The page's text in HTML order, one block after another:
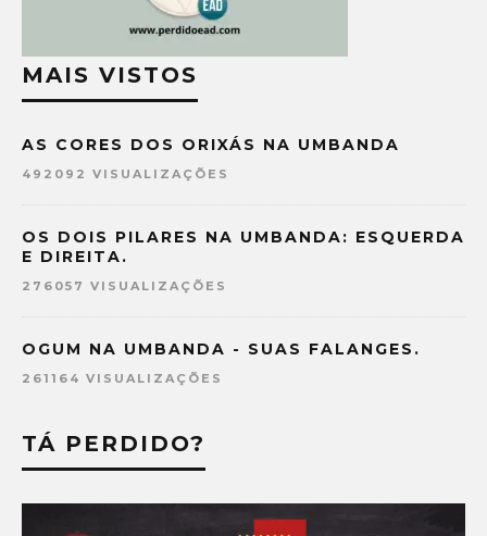
MAIS VISTOS
AS CORES DOS ORIXÁS NA UMBANDA
492092 VISUALIZAÇÕES
OS DOIS PILARES NA UMBANDA: ESQUERDA
E DIREITA.
276057 VISUALIZAÇÕES
OGUM NA UMBANDA - SUAS FALANGES.
261164 VISUALIZAÇÕES
TÁ PERDIDO?